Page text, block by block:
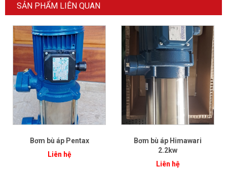
SẢN PHẨM LIÊN QUAN
Bơm bù áp Pentax
Liên hệ
Bơm bù áp Himawari
2.2kw
Liên hệ